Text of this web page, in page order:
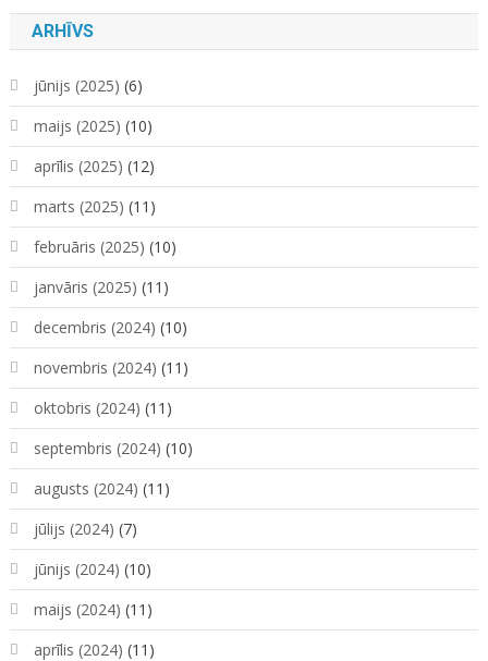
ARHĪVS
jūnijs (2025) (6)
maijs (2025) (10)
aprīlis (2025) (12)
marts (2025) (11)
februāris (2025) (10)
janvāris (2025) (11)
decembris (2024) (10)
novembris (2024) (11)
oktobris (2024) (11)
septembris (2024) (10)
augusts (2024) (11)
jūlijs (2024) (7)
jūnijs (2024) (10)
maijs (2024) (11)
aprīlis (2024) (11)